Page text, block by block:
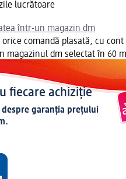
lucrătoare
într-un magazin dm
comandă plasată, cu
magazinul dm selectat în 60
fiecare achiziție
garanția prețului